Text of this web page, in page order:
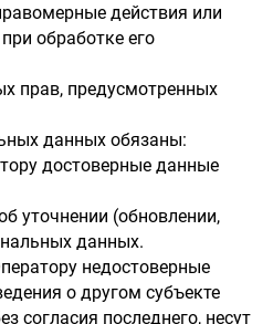
действия или
обработке его
прав, предусмотренных
данных обязаны:
достоверные данные
уточнении (обновлении,
данных.
недостоверные
о другом субъекте
согласия последнего, несут